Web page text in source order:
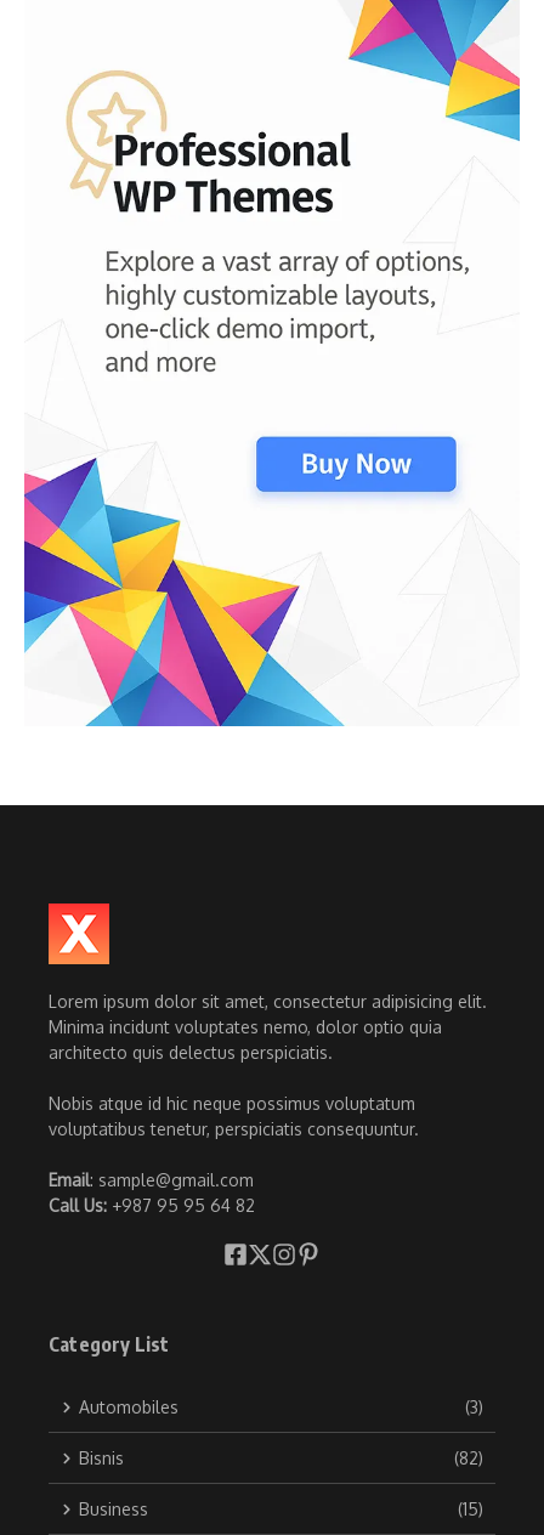
Lorem ipsum dolor sit amet, consectetur adipisicing elit.
Minima incidunt voluptates nemo, dolor optio quia
architecto quis delectus perspiciatis.
Nobis atque id hic neque possimus voluptatum
voluptatibus tenetur, perspiciatis consequuntur.
Email: sample@gmail.com
Call Us: +987 95 95 64 82
Category List
Automobiles (3)
Bisnis (82)
Business (15)